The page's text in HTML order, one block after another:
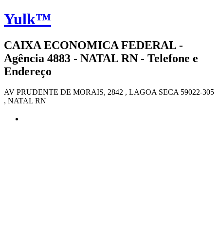
Yulk™
CAIXA ECONOMICA FEDERAL -
Agência 4883 - NATAL RN - Telefone e
Endereço
AV PRUDENTE DE MORAIS, 2842 , LAGOA SECA 59022-305
, NATAL RN